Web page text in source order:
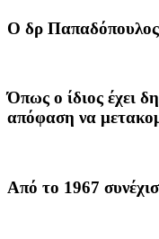
Ο δρ Παπαδόπουλος
Όπως ο ίδιος έχει
απόφαση να
Από το 1967